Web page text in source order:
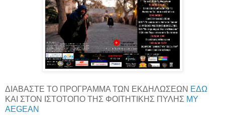
ΔΙΑΒΑΣΤΕ ΤΟ ΠΡΟΓΡΑΜΜΑ ΤΩΝ ΕΚΔΗΛΩΣΕΩΝ ΕΔΩ
ΚΑΙ ΣΤΟΝ ΙΣΤΟΤΟΠΟ ΤΗΣ ΦΟΙΤΗΤΙΚΗΣ ΠΥΛΗΣ MY
AEGEAN